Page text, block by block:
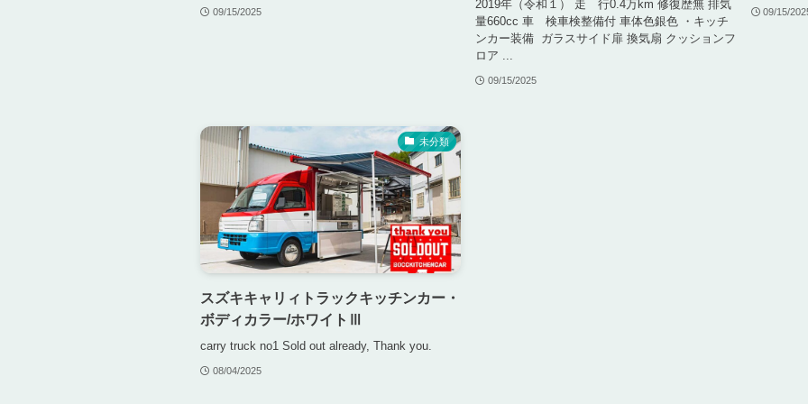
09/15/2025
2019年（令和１） 走 行0.4万km 修復歴無 排気
量660cc 車 検車検整備付 車体色銀色 ・キッチ
ンカー装備 ガラスサイド扉 換気扇 クッションフ
ロア ...
09/15/2025
09/15/
未分類
スズキキャリィトラックキッチンカー・
ボディカラー/ホワイトⅢ
carry truck no1 Sold out already, Thank you.
08/04/2025